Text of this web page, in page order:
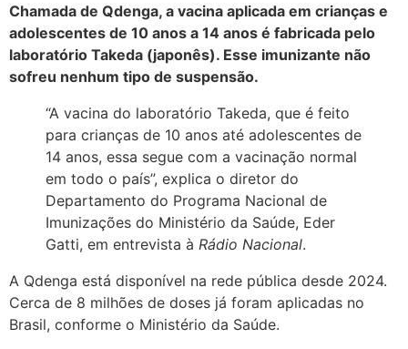
Chamada de Qdenga, a vacina aplicada em crianças e
adolescentes de 10 anos a 14 anos é fabricada pelo
laboratório Takeda (japonês). Esse imunizante não
sofreu nenhum tipo de suspensão.
“A vacina do laboratório Takeda, que é feito
para crianças de 10 anos até adolescentes de
14 anos, essa segue com a vacinação normal
em todo o país”, explica o diretor do
Departamento do Programa Nacional de
Imunizações do Ministério da Saúde, Eder
Gatti, em entrevista à Rádio Nacional.
A Qdenga está disponível na rede pública desde 2024.
Cerca de 8 milhões de doses já foram aplicadas no
Brasil, conforme o Ministério da Saúde.